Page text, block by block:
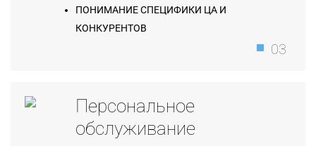
ПОНИМАНИЕ СПЕЦИФИКИ ЦА И
КОНКУРЕНТОВ
03
Персональное
обслуживание